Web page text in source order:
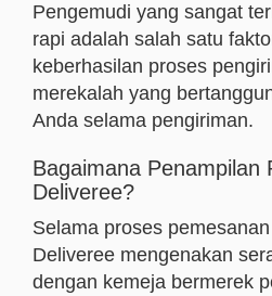
Pengemudi yang sangat
rapi adalah salah satu
keberhasilan proses
merekalah yang
Anda selama pengiriman.
Bagaimana Penampilan
Deliveree?
Selama proses
Deliveree mengenakan
dengan kemeja bermerek